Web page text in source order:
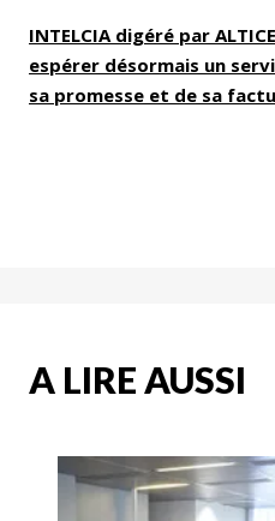
INTELCIA digéré par
espérer désormais un
sa promesse et de sa
A LIRE AUSSI